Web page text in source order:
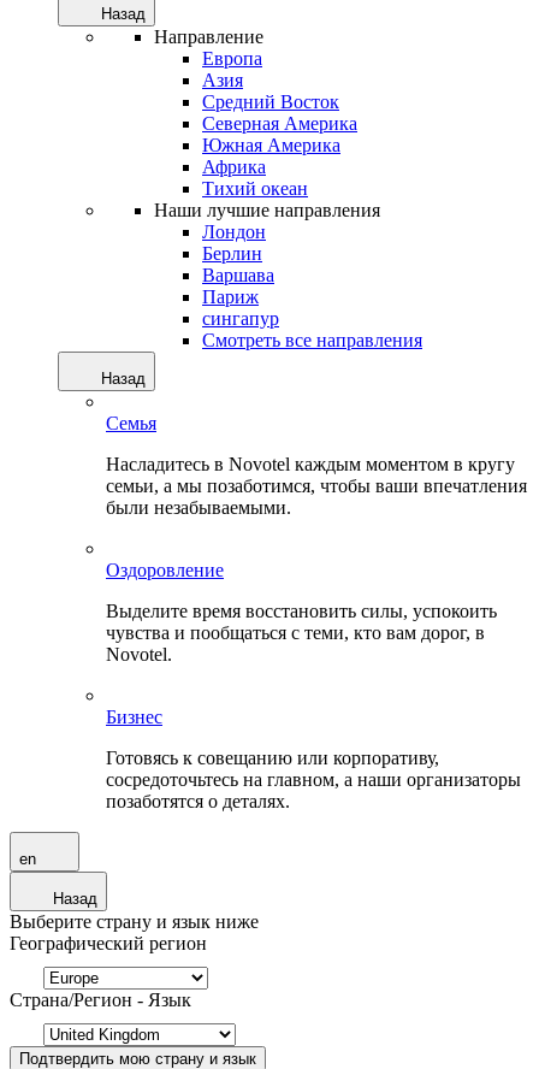
Назад
Направление
Европа
Азия
Средний Восток
Северная Америка
Южная Америка
Африка
Тихий океан
Наши лучшие направления
Лондон
Берлин
Варшава
Париж
сингапур
Смотреть все направления
Назад
Семья
Насладитесь в Novotel каждым моментом в кругу
семьи, а мы позаботимся, чтобы ваши впечатления
были незабываемыми.
Оздоровление
Выделите время восстановить силы, успокоить
чувства и пообщаться с теми, кто вам дорог, в
Novotel.
Бизнес
Готовясь к совещанию или корпоративу,
сосредоточьтесь на главном, а наши организаторы
позаботятся о деталях.
en
Назад
Выберите страну и язык ниже
Географический регион
Страна/Регион - Язык
Подтвердить мою страну и язык